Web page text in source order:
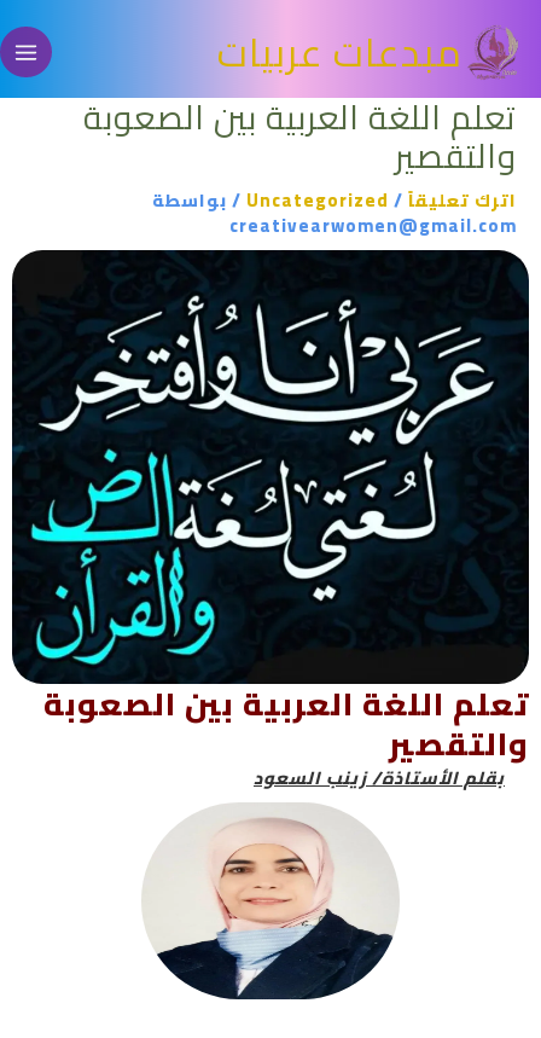
إلى
المحتوىمبدعات عربيات
تعلم اللغة العربية بين الصعوبة
والتقصير
اترك تعليقاً/
Uncategorized / بواسطة
creativearwomen@gmail.com
تعلم اللغة العربية بين الصعوبة
والتقصير
بقلم الأستاذة/ زينب السعود